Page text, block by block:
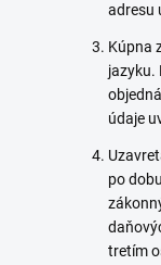
adresu
Kúpna
jazyku.
údaje
po
tretím